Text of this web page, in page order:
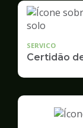
SERVICO
Certidão